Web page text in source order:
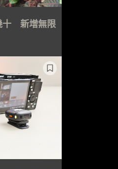
十 新增無限